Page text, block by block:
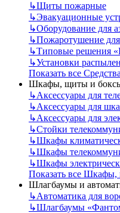
↳Щиты пожарные
↳Эвакуационные
↳Оборудование для
↳Пожаротушение
↳Типовые решения
↳Установки
Показать все
Шкафы, щиты и
↳Аксессуары для
↳Аксессуары для
↳Аксессуары для
↳Стойки
↳Шкафы
↳Шкафы
↳Шкафы
Показать все
Шлагбаумы и
↳Автоматика для
↳Шлагбаумы